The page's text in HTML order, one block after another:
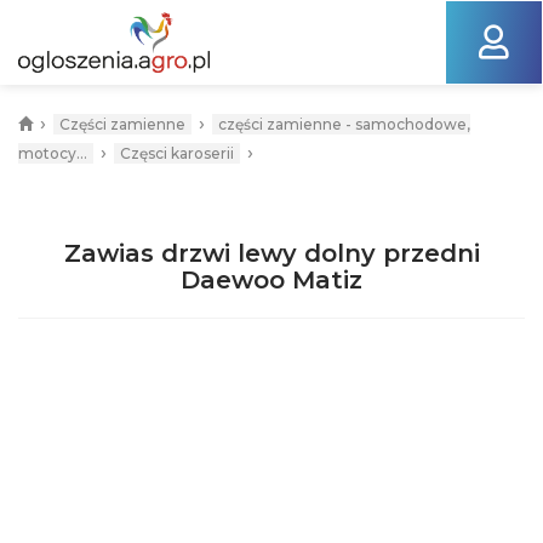
› Części zamienne ›
części zamienne - samochodowe,
motocy...
› Częsci karoserii ›
Zawias drzwi lewy dolny przedni
Daewoo Matiz